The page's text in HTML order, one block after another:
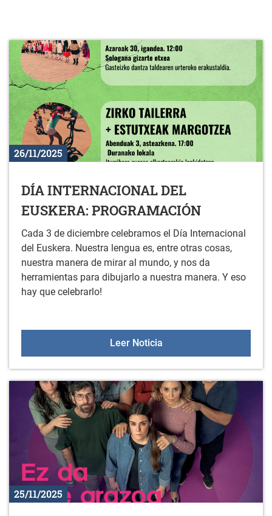
26/11/2025
DÍA INTERNACIONAL DEL
EUSKERA: PROGRAMACIÓN
Cada 3 de diciembre celebramos el Día Internacional
del Euskera. Nuestra lengua es, entre otras cosas,
nuestra manera de mirar al mundo, y nos da
herramientas para dibujarlo a nuestra manera. Y eso
hay que celebrarlo!
Leer NoticiaDÍA INTERNACIONAL
25/11/2025